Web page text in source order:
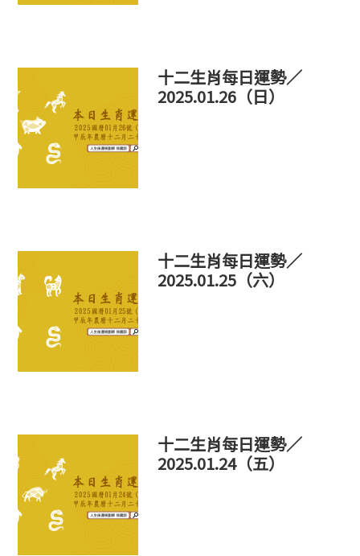
十二生肖每日運勢／
2025.01.26（日）
十二生肖每日運勢／
2025.01.25（六）
十二生肖每日運勢／
2025.01.24（五）